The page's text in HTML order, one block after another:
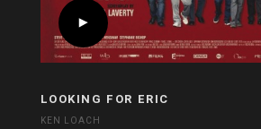
LOOKING FOR ERIC
KEN LOACH